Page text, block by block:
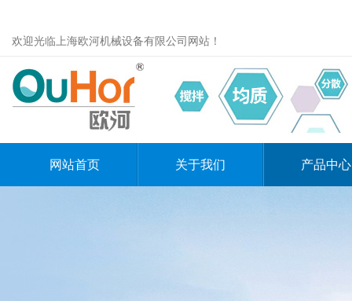
欢迎光临上海欧河机械设备有限公司网站！
网站首页 关于我们 产品中心